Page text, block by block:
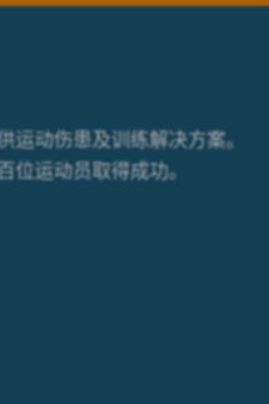
动伤患及训练解决方案。
位运动员取得成功。